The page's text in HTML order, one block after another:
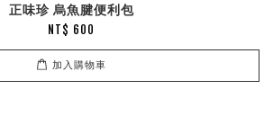
正味珍 烏魚腱便利包
NT$ 600
加入購物車